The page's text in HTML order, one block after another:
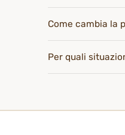
Come cambia la
Per quali